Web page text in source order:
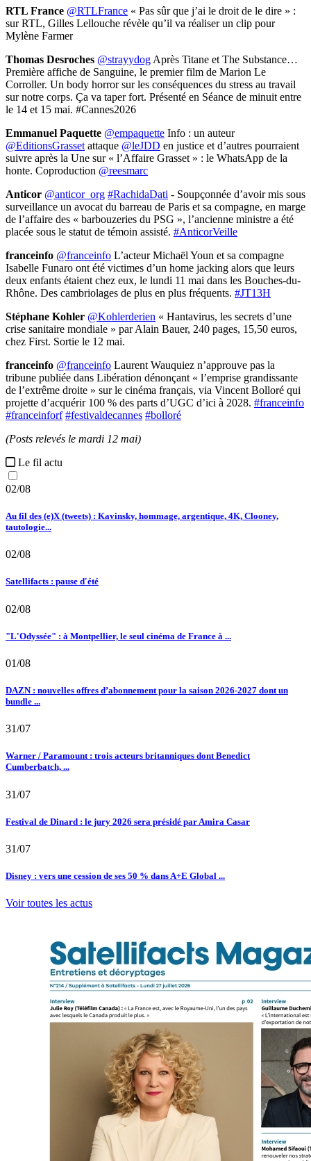
RTL France @RTLFrance « Pas sûr que j’ai le droit de le dire » :
sur RTL, Gilles Lellouche révèle qu’il va réaliser un clip pour
Mylène Farmer
Thomas Desroches @strayydog Après Titane et The Substance…
Première affiche de Sanguine, le premier film de Marion Le
Corroller. Un body horror sur les conséquences du stress au travail
sur notre corps. Ça va taper fort. Présenté en Séance de minuit entre
le 14 et 15 mai. #Cannes2026
Emmanuel Paquette @empaquette Info : un auteur
@EditionsGrasset attaque @leJDD en justice et d’autres pourraient
suivre après la Une sur « l’Affaire Grasset » : le WhatsApp de la
honte. Coproduction @reesmarc
Anticor @anticor_org #RachidaDati - Soupçonnée d’avoir mis sous
surveillance un avocat du barreau de Paris et sa compagne, en marge
de l’affaire des « barbouzeries du PSG », l’ancienne ministre a été
placée sous le statut de témoin assisté. #AnticorVeille
franceinfo @franceinfo L’acteur Michaël Youn et sa compagne
Isabelle Funaro ont été victimes d’un home jacking alors que leurs
deux enfants étaient chez eux, le lundi 11 mai dans les Bouches-du-
Rhône. Des cambriolages de plus en plus fréquents. #JT13H
Stéphane Kohler @Kohlerderien « Hantavirus, les secrets d’une
crise sanitaire mondiale » par Alain Bauer, 240 pages, 15,50 euros,
chez First. Sortie le 12 mai.
franceinfo @franceinfo Laurent Wauquiez n’approuve pas la
tribune publiée dans Libération dénonçant « l’emprise grandissante
de l’extrême droite » sur le cinéma français, via Vincent Bolloré qui
projette d’acquérir 100 % des parts d’UGC d’ici à 2028. #franceinfo
#franceinforf #festivaldecannes #bolloré
(Posts relevés le mardi 12 mai)
Le fil actu
02/08
Au fil des (e)X (tweets) : Kavinsky, hommage, argentique, 4K, Clooney,
tautologie...
02/08
Satellifacts : pause d'été
02/08
"L'Odyssée" : à Montpellier, le seul cinéma de France à ...
01/08
DAZN : nouvelles offres d’abonnement pour la saison 2026-2027 dont un
bundle ...
31/07
Warner / Paramount : trois acteurs britanniques dont Benedict
Cumberbatch, ...
31/07
Festival de Dinard : le jury 2026 sera présidé par Amira Casar
31/07
Disney : vers une cession de ses 50 % dans A+E Global ...
Voir toutes les actus